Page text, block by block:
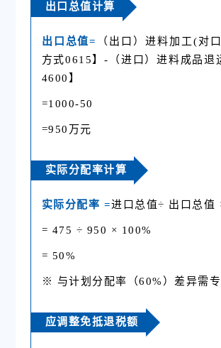
出口总值计算
出口总值=
（出口）进料加工(对
方式0615】-（进口）进料成品退
4600】
=1000-50
=950万元
实际分配率计算
实际分配率 =进口总值÷ 出口总值
= 475 ÷ 950 × 100%
= 50%
※ 与计划分配率（60%）差异需专
应调整免抵退税额